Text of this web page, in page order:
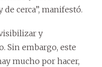
cerca”, manifestó.
y
Sin embargo, este
mucho por hacer,